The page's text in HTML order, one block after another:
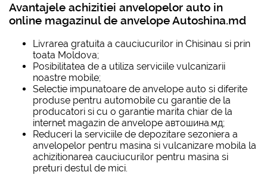
Avantajele achizitiei anvelopelor auto in
online magazinul de anvelope Autoshina.md
Livrarea gratuita a cauciucurilor in Chisinau si prin
toata Moldova;
Posibilitatea de a utiliza serviciile vulcanizarii
noastre mobile;
Selectie impunatoare de anvelope auto si diferite
produse pentru automobile cu garantie de la
producatori si cu o garantie marita chiar de la
internet magazin de anvelope автошина.мд;
Reduceri la serviciile de depozitare sezoniera a
anvelopelor pentru masina si vulcanizare mobila la
achizitionarea cauciucurilor pentru masina si
preturi destul de mici.